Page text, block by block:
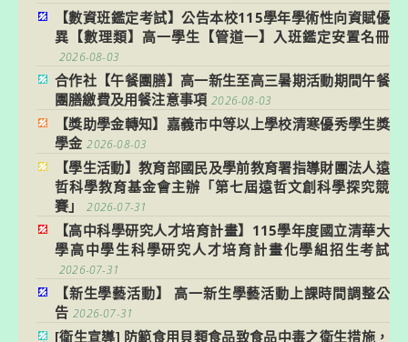
【數資班鑑定考試】公告本校115學年學術性向資賦優
異【數理類】高一學生【管道一】入班鑑定安置名冊
2026-08-03
合作社【午餐團膳】高一新生至高三暑期活動期間午餐
團膳繳費及用餐注意事項 2026-08-03
【獎助學金轉知】嘉義市中等以上學校清寒優秀學生獎
學金 2026-08-03
【學生活動】教育部國民及學前教育署指導財團法人遠
哲科學教育基金會主辦「第七屆遠哲文創科學探究競
賽」
2026-07-31
【高中科學研究人才培育計畫】115學年度國立清華大
學高中學生科學研究人才培育計畫化學組招生考試
2026-07-31
【新生學藝活動】 高一新生學藝活動上課時間調整公
告 2026-07-31
[衛生宣導] 防範食用貝類食品致食品中毒之衛生措施，